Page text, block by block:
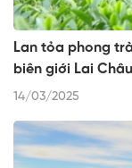
Lan tỏa phong
biên giới Lai Châu
14/03/2025